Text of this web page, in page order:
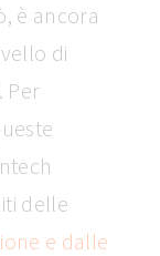
è ancora
di
Per
delle
e dalle